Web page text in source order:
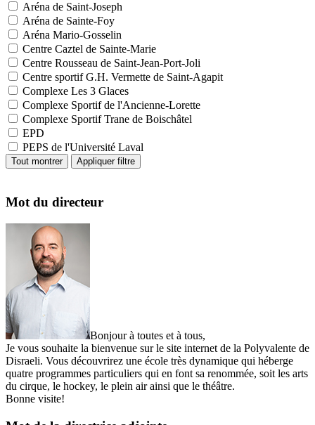
Aréna de Saint-Joseph
Aréna de Sainte-Foy
Aréna Mario-Gosselin
Centre Caztel de Sainte-Marie
Centre Rousseau de Saint-Jean-Port-Joli
Centre sportif G.H. Vermette de Saint-Agapit
Complexe Les 3 Glaces
Complexe Sportif de l'Ancienne-Lorette
Complexe Sportif Trane de Boischâtel
EPD
PEPS de l'Université Laval
Mot du directeur
Bonjour à toutes et à tous,
Je vous souhaite la bienvenue sur le site internet de la Polyvalente de
Disraeli. Vous découvrirez une école très dynamique qui héberge
quatre programmes particuliers qui en font sa renommée, soit les arts
du cirque, le hockey, le plein air ainsi que le théâtre.
Bonne visite!